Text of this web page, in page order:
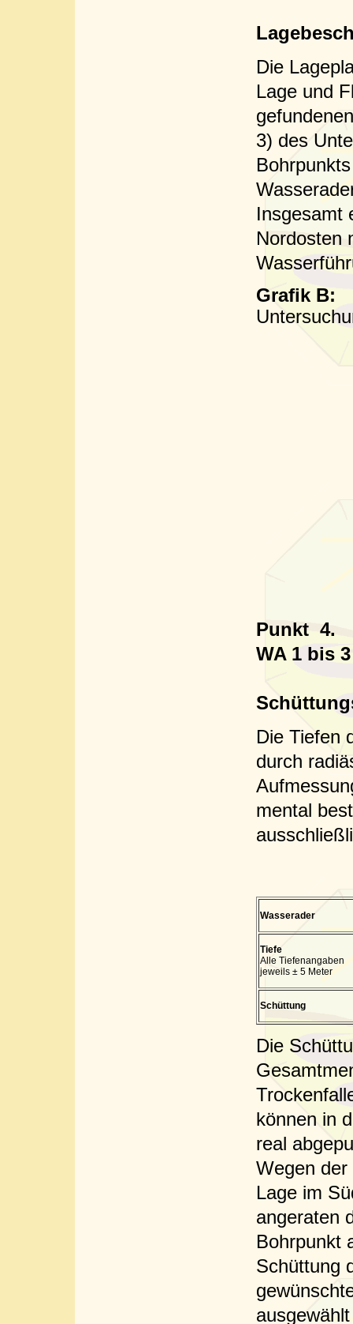
Die
Lage und
3) des
Insgesamt
Nordosten
Grafik
Punkt 4.
WA 1 bis 3
Die Tiefen
durch
mental
Wasserader
Tiefe
Alle Tiefenangaben
jeweils ± 5 Meter
Schüttung
Die
können in
real
Wegen
Lage im
angeraten
Bohrpunkt
Schüttung